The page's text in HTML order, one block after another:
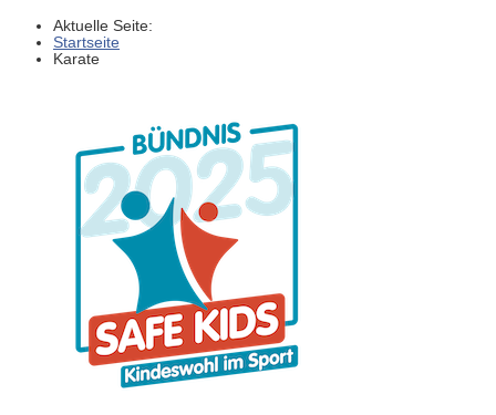
Aktuelle Seite:
Startseite
Karate